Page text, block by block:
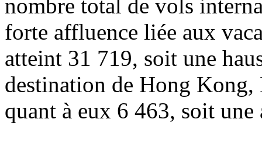
nombre total de vols
forte affluence liée aux
atteint 31 719, soit une
destination de Hong
quant à eux 6 463, soit